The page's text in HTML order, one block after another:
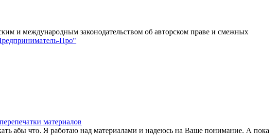
и международным законодательством об авторском праве и смежных
Про"
материалов
абы что. Я работаю над материалами и надеюсь на Ваше понимание. А пока